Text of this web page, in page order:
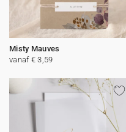
Misty Mauves
vanaf € 3,59